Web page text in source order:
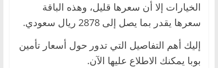
الخيارات إلا أن سعرها قليل، وهذه الباقة
سعرها يقدر بما يصل إلى 2878 ريال سعودي.
إليك أهم التفاصيل التي تدور حول أسعار تأمين
بوبا يمكنك الاطلاع عليها الآن.